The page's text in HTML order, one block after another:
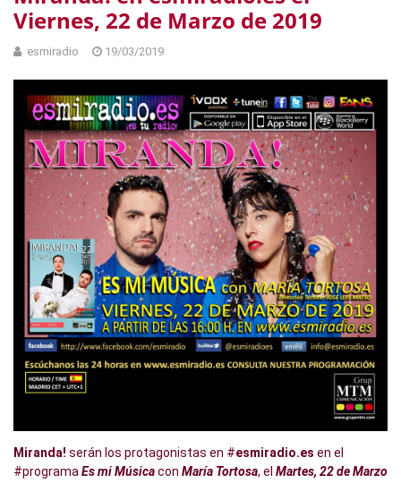
Viernes, 22 de Marzo de 2019
esmiradio 19/03/2019
Miranda! serán los protagonistas en #esmiradio.es en el
#programa Es mi Músicacon María Tortosa, el Martes, 22 de Marzo